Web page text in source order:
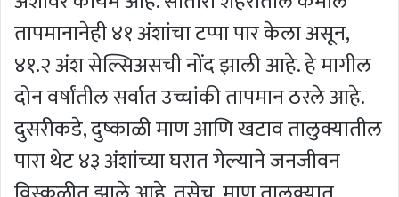
तापमानानेही ४१ अंशांचा टप्पा पार केला असून,
४१.२ अंश सेल्सिअसची नोंद झाली आहे. हे मागील
दोन वर्षांतील सर्वात उच्चांकी तापमान ठरले आहे.
दुसरीकडे, दुष्काळी माण आणि खटाव तालुक्यातील
पारा थेट ४३ अंशांच्या घरात गेल्याने जनजीवन